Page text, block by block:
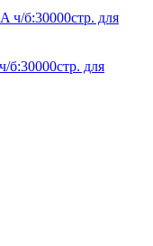
б:30000стр. для